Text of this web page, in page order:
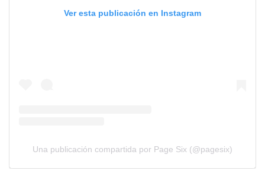
Ver esta publicación en Instagram
Una publicación compartida por Page Six (@pagesix)